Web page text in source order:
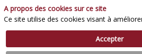
A propos des cookies sur ce site
Ce site utilise des cookies visant à
Accepter